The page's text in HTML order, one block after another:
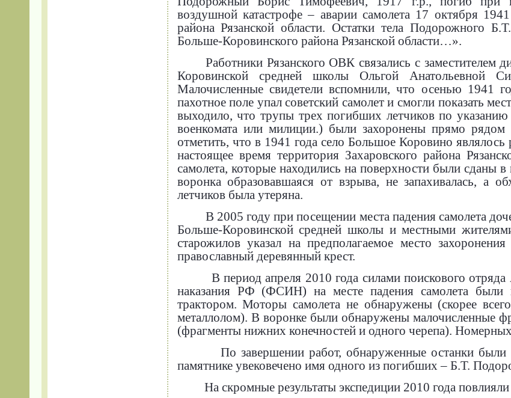
воздушной катастрофе – аварии самолета 17 октября
района Рязанской области. Остатки тела Подорожного
Больше-Коровинского района Рязанской области…».
Работники Рязанского ОВК связались с заместителем
Коровинской средней школы Ольгой Анатольевной
Малочисленные свидетели вспомнили, что осенью 1941
пахотное поле упал советский самолет и смогли показать
выходило, что трупы трех погибших летчиков по указанию
военкомата или милиции.) были захоронены прямо рядом
отметить, что в 1941 года село Большое Коровино
настоящее время территория Захаровского района
самолета, которые находились на поверхности были сданы
воронка образовавшаяся от взрыва, не запахивалась, а
летчиков была утеряна.
В 2005 году при посещении места падения самолета
Больше-Коровинской средней школы и местными
старожилов указал на предполагаемое место
православный деревянный крест.
В период апреля 2010 года силами поискового
наказания РФ (ФСИН) на месте падения самолета были
трактором. Моторы самолета не обнаружены (скорее
металлолом). В воронке были обнаружены малочисленные
(фрагменты нижних конечностей и одного черепа).
По завершении работ, обнаруженные останки
памятнике увековечено имя одного из погибших – Б.Т.
На скромные результаты экспедиции 2010 года